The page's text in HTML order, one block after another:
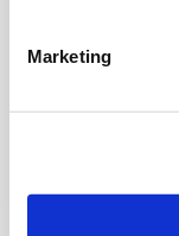
Marketing
CIASTA I TORTY
frużeliną